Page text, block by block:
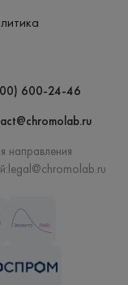
600-24-46
направления
legal@chromolab.ru